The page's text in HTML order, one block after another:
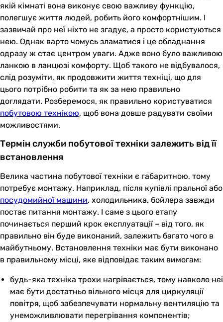
якій кімнаті вона виконує свою важливу функцію,
полегшує життя людей, робить його комфортнішим. І
зазвичай про неї ніхто не згадує, а просто користуються
нею. Однак варто чомусь зламатися і це обладнання
одразу ж стає центром уваги. Адже воно було важливою
ланкою в ланцюзі комфорту. Щоб такого не відбувалося,
слід розуміти, як продовжити життя техніці, що для
цього потрібно робити та як за нею правильно
доглядати. Розберемося, як правильно користуватися
побутовою технікою, щоб вона довше радувати своїми
можливостями.
Термін служби побутової техніки залежить від її
встановлення
Велика частина побутової техніки є габаритною, тому
потребує монтажу. Наприклад, після купівлі пральної або
посудомийної машини, холодильника, бойлера завжди
постає питання монтажу. І саме з цього етапу
починається перший крок експлуатації – від того, як
правильно він буде виконаний, залежить багато чого в
майбутньому. Встановлення техніки має бути виконано
в правильному місці, яке відповідає таким вимогам:
будь-яка техніка трохи нагрівається, тому навколо неї
має бути достатньо вільного місця для циркуляції
повітря, щоб забезпечувати нормальну вентиляцію та
унеможливлювати перегрівання компонентів;